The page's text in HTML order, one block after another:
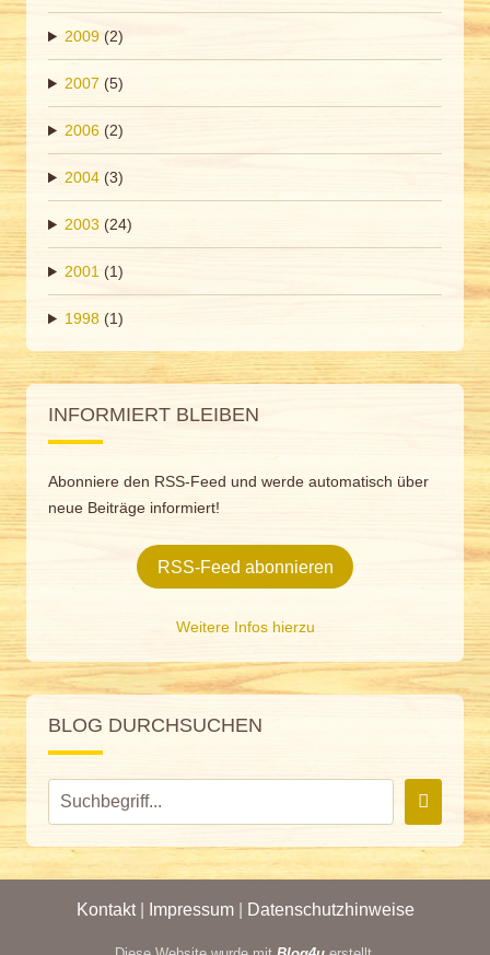
2009 (2)
2007 (5)
2006 (2)
2004 (3)
2003 (24)
2001 (1)
1998 (1)
INFORMIERT BLEIBEN
Abonniere den RSS-Feed und werde automatisch über
neue Beiträge informiert!
RSS-Feed abonnieren
Weitere Infos hierzu
BLOG DURCHSUCHEN
Kontakt| Impressum| Datenschutzhinweise